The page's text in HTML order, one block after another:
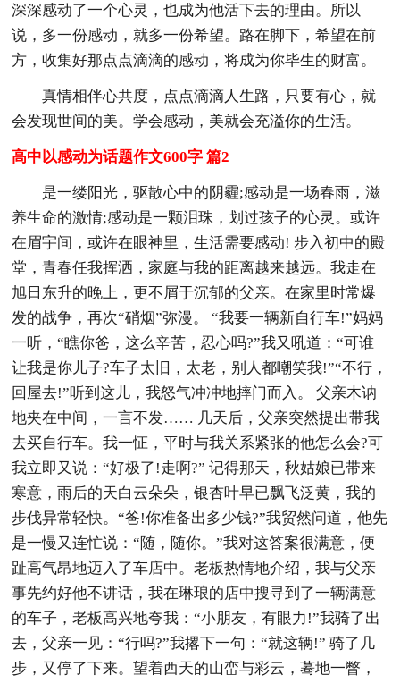
深深感动了一个心灵，也成为他活下去的理由。所以
说，多一份感动，就多一份希望。路在脚下，希望在前
方，收集好那点点滴滴的感动，将成为你毕生的财富。
真情相伴心共度，点点滴滴人生路，只要有心，就
会发现世间的美。学会感动，美就会充溢你的生活。
高中以感动为话题作文600字 篇2
是一缕阳光，驱散心中的阴霾;感动是一场春雨，滋
养生命的激情;感动是一颗泪珠，划过孩子的心灵。或许
在眉宇间，或许在眼神里，生活需要感动! 步入初中的殿
堂，青春任我挥洒，家庭与我的距离越来越远。我走在
旭日东升的晚上，更不屑于沉郁的父亲。在家里时常爆
发的战争，再次“硝烟”弥漫。 “我要一辆新自行车!”妈妈
一听，“瞧你爸，这么辛苦，忍心吗?”我又吼道：“可谁
让我是你儿子?车子太旧，太老，别人都嘲笑我!”“不行，
回屋去!”听到这儿，我怒气冲冲地摔门而入。 父亲木讷
地夹在中间，一言不发…… 几天后，父亲突然提出带我
去买自行车。我一怔，平时与我关系紧张的他怎么会?可
我立即又说：“好极了!走啊?” 记得那天，秋姑娘已带来
寒意，雨后的天白云朵朵，银杏叶早已飘飞泛黄，我的
步伐异常轻快。“爸!你准备出多少钱?”我贸然问道，他先
是一慢又连忙说：“随，随你。”我对这答案很满意，便
趾高气昂地迈入了车店中。老板热情地介绍，我与父亲
事先约好他不讲话，我在琳琅的店中搜寻到了一辆满意
的车子，老板高兴地夸我：“小朋友，有眼力!”我骑了出
去，父亲一见：“行吗?”我撂下一句：“就这辆!” 骑了几
步，又停了下来。望着西天的山峦与彩云，蓦地一瞥，